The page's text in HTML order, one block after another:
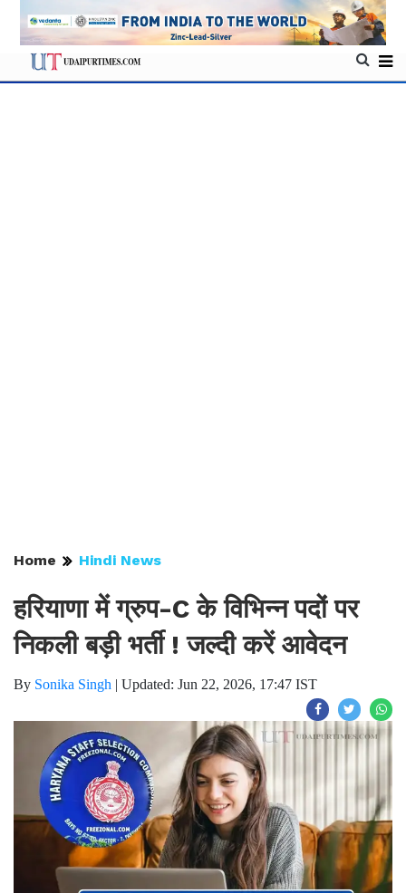
Home Hindi News
हरियाणा में ग्रुप-C के विभिन्न पदों पर
निकली बड़ी भर्ती ! जल्दी करें आवेदन
By Sonika Singh Updated: Jun 22, 2026, 17:47 IST